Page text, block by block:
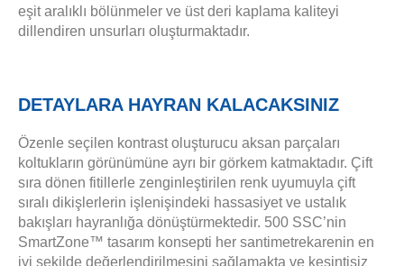
eşit aralıklı bölünmeler ve üst deri kaplama kaliteyi
dillendiren unsurları oluşturmaktadır.
DETAYLARA HAYRAN KALACAKSINIZ
Özenle seçilen kontrast oluşturucu aksan parçaları
koltukların görünümüne ayrı bir görkem katmaktadır. Çift
sıra dönen fitillerle zenginleştirilen renk uyumuyla çift
sıralı dikişlerlerin işlenişindeki hassasiyet ve ustalık
bakışları hayranlığa dönüştürmektedir. 500 SSC’nin
SmartZone™ tasarım konsepti her santimetrekarenin en
iyi şekilde değerlendirilmesini sağlamakta ve kesintisiz